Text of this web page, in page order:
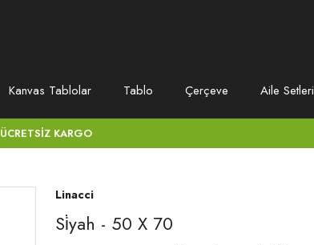
Kanvas Tablolar Tablo Çerçeve Aile Setleri
ÜCRETSİZ KARGO
Linacci
Si̇yah - 50 X 70